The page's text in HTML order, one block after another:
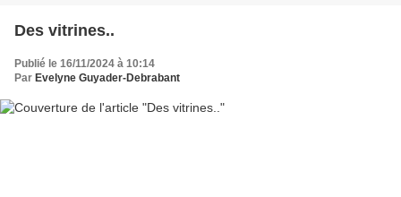
Des vitrines..
Publié le 16/11/2024 à 10:14
Par Evelyne Guyader-Debrabant